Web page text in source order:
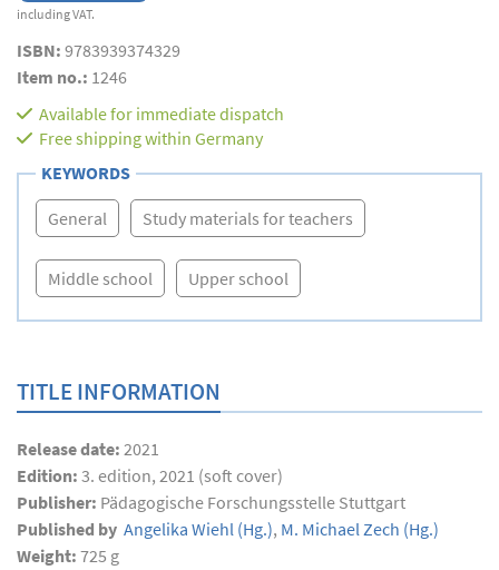
including VAT.
ISBN: 9783939374329
Item no.: 1246
Available for immediate dispatch
Free shipping within Germany
KEYWORDS
General Study materials for teachers
Middle school Upper school
TITLE INFORMATION
Release date: 2021
Edition: 3. edition, 2021 (soft cover)
Publisher: Pädagogische Forschungsstelle Stuttgart
Published by Angelika Wiehl (Hg.), M. Michael Zech (Hg.)
Weight: 725 g